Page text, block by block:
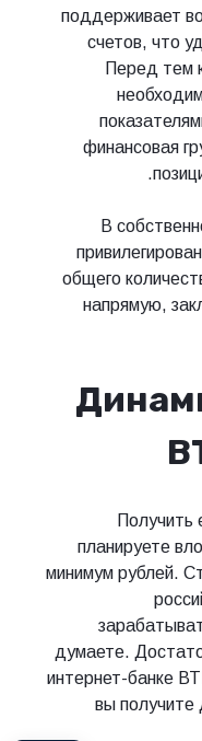
поддерживает
счетов, что
Перед тем
финансовая
В
общего
напрямую,
Получить
планируете
минимум рублей.
думаете.
интернет-банке
вы получите